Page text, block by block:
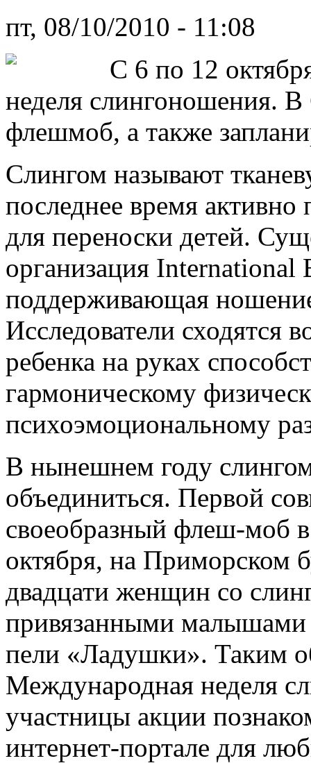
пт, 08/10/2010 - 11:08
С 6 по 12
неделя слингоношения. В
флешмоб, а также
Слингом называют
последнее время
для переноски детей.
организация
поддерживающая
Исследователи сходятся
ребенка на руках
гармоническому
психоэмоциональному
В нынешнем году
объединиться. Первой
своеобразный флеш-моб
октября, на Приморском
двадцати женщин со
привязанными малышами
пели «Ладушки». Таким
Международная неделя
участницы акции
интернет-портале для